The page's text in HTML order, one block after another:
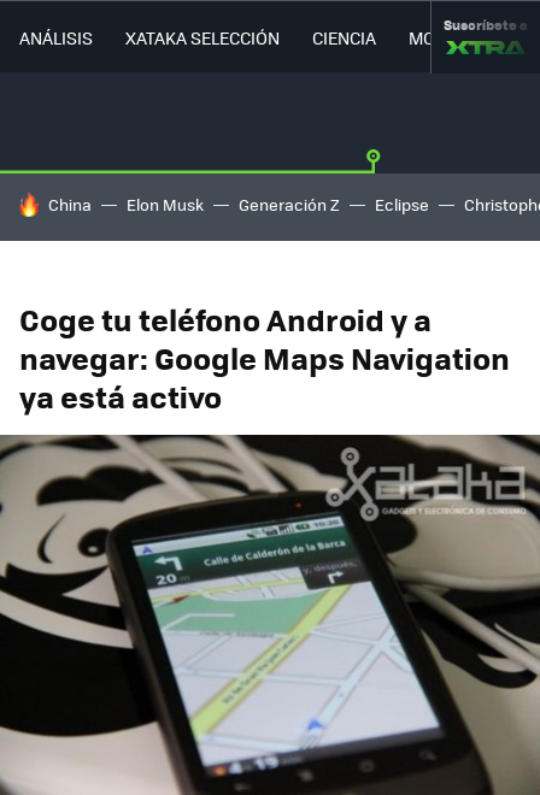
ANÁLISIS XATAKA SELECCIÓN CIENCIA MOVILIDAD
Suscríbete a
HOY SE HABLA DE
China Elon Musk Generación Z Eclipse
Coge tu teléfono Android y a
navegar: Google Maps Navigation
ya está activo